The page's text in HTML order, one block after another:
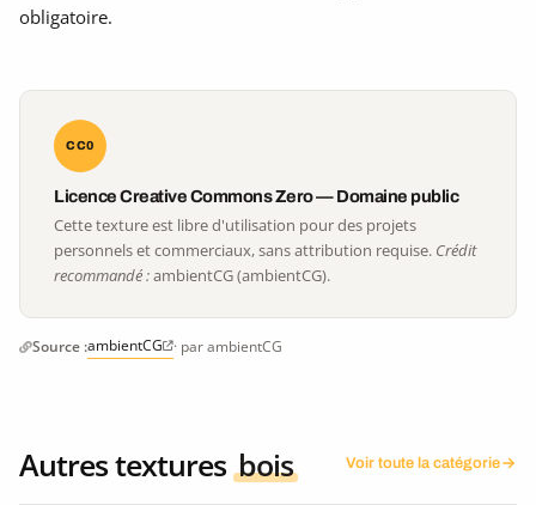
obligatoire.
CC0
Licence Creative Commons Zero — Domaine public
Cette texture est libre d'utilisation pour des projets
personnels et commerciaux, sans attribution requise. Crédit
recommandé :ambientCG (ambientCG).
Source :ambientCG · par ambientCG
Autres textures bois Voir toute la catégorie